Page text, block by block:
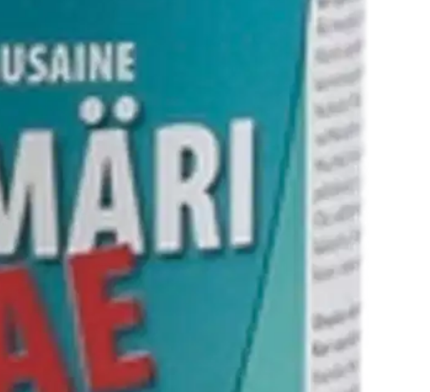
myymälässä tai verkkokaupassa.